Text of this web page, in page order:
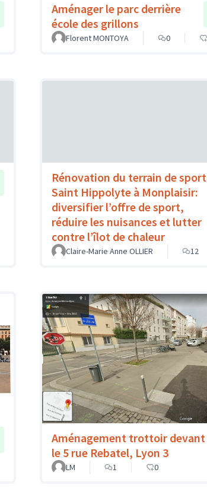
Aménager le parc derrière
école des grillons
Florent MONTOYA
0
Rénovation du terrain de sport
Saint Hippolyte à Monplaisir:
diversifier l’offre de sport,
réduire les nuisances et lutter
contre l’îlot de chaleur
Claire-Marie Anne OLLIER 12
Aménagement trottoir devant
le 5 rue Rebatel, Lyon 3
LM
1 0